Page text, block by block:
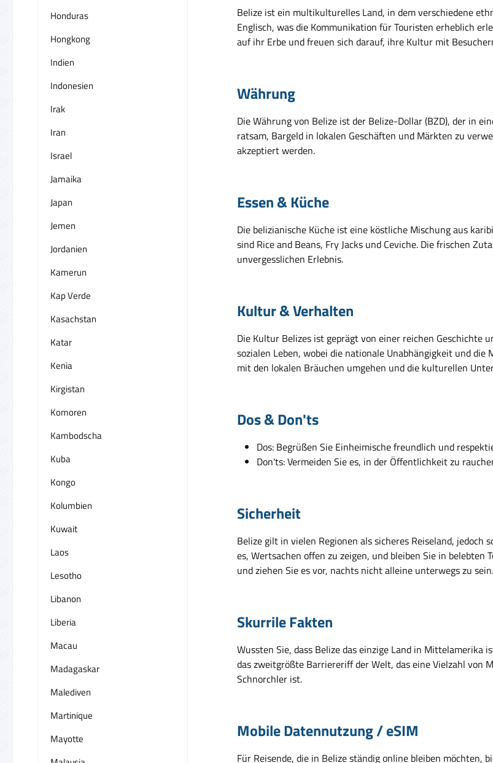
Honduras
Hongkong
Indien
Indonesien
Irak
Iran
Israel
Jamaika
Japan
Jemen
Jordanien
Kamerun
Kap Verde
Kasachstan
Katar
Kenia
Kirgistan
Komoren
Kambodscha
Kuba
Kongo
Kolumbien
Kuwait
Laos
Lesotho
Libanon
Liberia
Macau
Madagaskar
Malediven
Martinique
Mayotte
Belize ist ein multikulturelles Land, in dem verschiedene
Englisch, was die Kommunikation für Touristen erheblich
auf ihr Erbe und freuen sich darauf, ihre Kultur mit
Währung
Die Währung von Belize ist der Belize-Dollar (BZD), der in
ratsam, Bargeld in lokalen Geschäften und Märkten zu
akzeptiert werden.
Essen & Küche
Die belizianische Küche ist eine köstliche Mischung aus
sind Rice and Beans, Fry Jacks und Ceviche. Die frischen
unvergesslichen Erlebnis.
Kultur & Verhalten
Die Kultur Belizes ist geprägt von einer reichen Geschichte
sozialen Leben, wobei die nationale Unabhängigkeit und
mit den lokalen Bräuchen umgehen und die kulturellen
Dos & Don'ts
Dos: Begrüßen Sie Einheimische freundlich und
Don'ts: Vermeiden Sie es, in der Öffentlichkeit zu
Sicherheit
Belize gilt in vielen Regionen als sicheres Reiseland,
es, Wertsachen offen zu zeigen, und bleiben Sie in
und ziehen Sie es vor, nachts nicht alleine unterwegs zu sein.
Skurrile Fakten
Wussten Sie, dass Belize das einzige Land in Mittelamerika
das zweitgrößte Barriereriff der Welt, das eine Vielzahl von
Schnorchler ist.
Mobile Datennutzung / eSIM
Für Reisende, die in Belize ständig online bleiben